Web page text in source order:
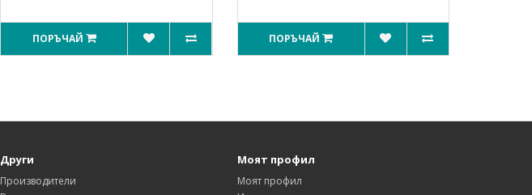
ПОРЪЧАЙ ПОРЪЧАЙ
Други
Производители
Моят профил
Моят профил